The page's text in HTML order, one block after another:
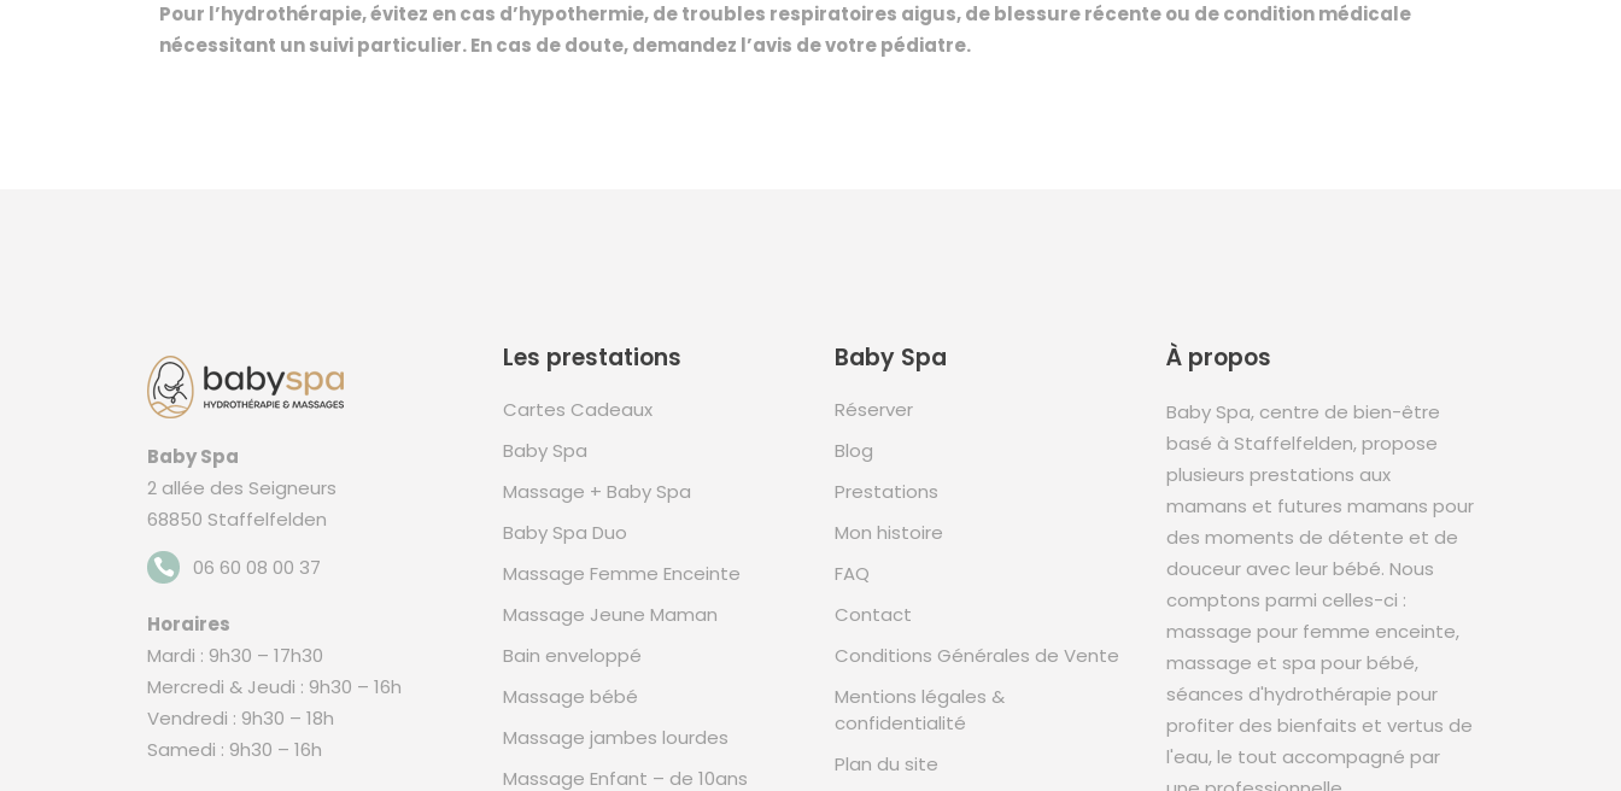
Pour l’hydrothérapie, évitez en cas d’hypothermie, de troubles respiratoires aigus, de blessure récente ou de condition médicale
nécessitant un suivi particulier. En cas de doute, demandez l’avis de votre pédiatre.
Baby Spa
2 allée des Seigneurs
68850 Staffelfelden
06 60 08 00 37
Horaires
Mardi : 9h30 – 17h30
Mercredi & Jeudi : 9h30 – 16h
Vendredi : 9h30 – 18h
Samedi : 9h30 – 16h
Les prestations
Cartes Cadeaux
Baby Spa
Massage + Baby Spa
Baby Spa Duo
Massage Femme Enceinte
Massage Jeune Maman
Bain enveloppé
Massage bébé
Massage jambes lourdes
Massage Enfant – de 10ans
Baby Spa
Réserver
Blog
Prestations
Mon histoire
FAQ
Contact
Conditions Générales de Vente
Mentions légales &
confidentialité
Plan du site
À propos
Baby Spa, centre de bien-être
basé à Staffelfelden, propose
plusieurs prestations aux
mamans et futures mamans pour
des moments de détente et de
douceur avec leur bébé. Nous
comptons parmi celles-ci :
massage pour femme enceinte,
massage et spa pour bébé,
séances d'hydrothérapie pour
profiter des bienfaits et vertus de
l'eau, le tout accompagné par